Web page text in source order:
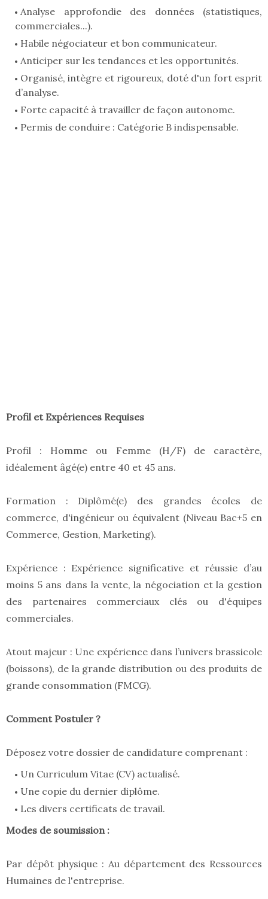
Analyse approfondie des données (statistiques,
commerciales...).
Habile négociateur et bon communicateur.
Anticiper sur les tendances et les opportunités.
Organisé, intègre et rigoureux, doté d'un fort esprit
d’analyse.
Forte capacité à travailler de façon autonome.
Permis de conduire : Catégorie B indispensable.
Profil et Expériences Requises
Profil : Homme ou Femme (H/F) de caractère,
idéalement âgé(e) entre 40 et 45 ans.
Formation : Diplômé(e) des grandes écoles de
commerce, d'ingénieur ou équivalent (Niveau Bac+5 en
Commerce, Gestion, Marketing).
Expérience : Expérience significative et réussie d’au
moins 5 ans dans la vente, la négociation et la gestion
des partenaires commerciaux clés ou d'équipes
commerciales.
Atout majeur : Une expérience dans l’univers brassicole
(boissons), de la grande distribution ou des produits de
grande consommation (FMCG).
Comment Postuler ?
Déposez votre dossier de candidature comprenant :
Un Curriculum Vitae (CV) actualisé.
Une copie du dernier diplôme.
Les divers certificats de travail.
Modes de soumission :
Par dépôt physique : Au département des Ressources
Humaines de l'entreprise.